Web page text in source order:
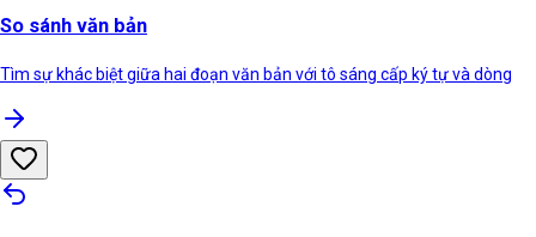
So sánh văn bản
Tìm sự khác biệt giữa hai đoạn văn bản với tô sáng cấp ký tự và dòng